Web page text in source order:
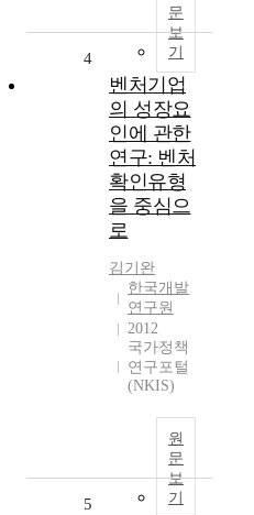
문
보
기
4
벤처기업
의 성장요
인에 관한
연구: 벤처
확인유형
을 중심으
로
김기완
한국개발
연구원
2012
국가정책
연구포털
(NKIS)
원
문
보
기
5